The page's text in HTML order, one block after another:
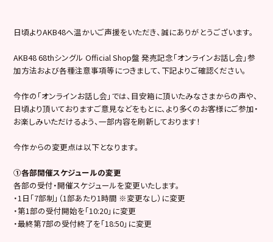
日頃よりAKB48へ温かいご声援をいただき、誠にありがとうございます。
AKB48 68thシングル Official Shop盤 発売記念「オンラインお話し会」参
加方法および各種注意事項等につきまして、下記よりご確認ください。
今作の「オンラインお話し会」では、目安箱に頂いたみなさまからの声や、
日頃より頂いておりますご意見などをもとに、より多くのお客様にご参加・
お楽しみいただけるよう、一部内容を刷新しております！
今作からの変更点は以下となります。
①各部開催スケジュールの変更
各部の受付・開催スケジュールを変更いたします。
・1日「7部制」（1部あたり1時間 ※変更なし）に変更
・第1部の受付開始を「10:20」に変更
・最終第7部の受付終了を「18:50」に変更